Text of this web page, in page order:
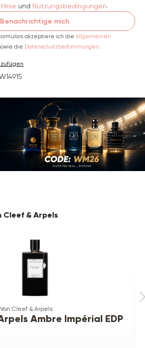
und Nutzungsbedingungen.
Benachrichtige mich
akzeptiere ich die Allgemeinen
die Datenschutzbestimmungen.
Cleef & Arpels
Cleef & Arpels
Ambre Impérial EDP